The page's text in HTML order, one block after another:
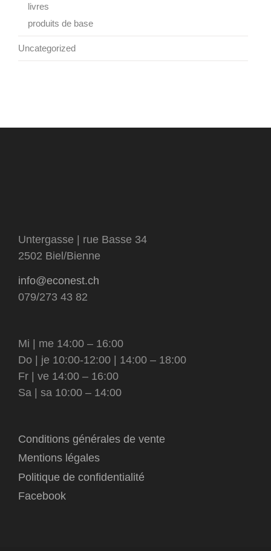
livres
produits de base
Uncategorized
Untergasse | rue Basse 34
2502 Biel/Bienne
info@econest.ch
079/273 43 82
Mi | me 14:00 – 16:00
Do | je 10:00-12:00 | 14:00 – 18:00
Fr | ve 14:00 – 16:00
Sa | sa 10:00 – 14:00
Conditions générales de vente
Mentions légales
Politique de confidentialité
Facebook